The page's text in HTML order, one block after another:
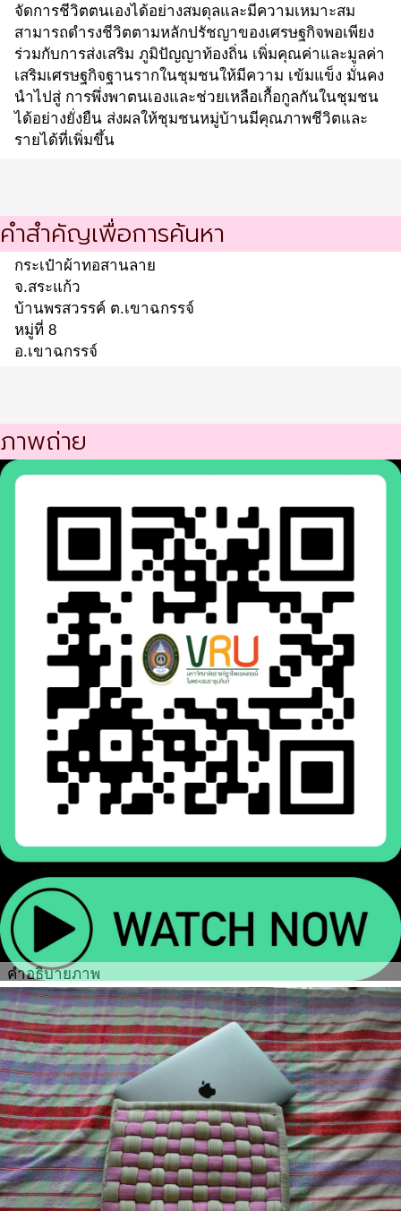
จัดการชีวิตตนเองได้อย่างสมดุลและมีความเหมาะสม
สามารถดำรงชีวิตตามหลักปรัชญาของเศรษฐกิจพอเพียง
ร่วมกับการส่งเสริม ภูมิปัญญาท้องถิ่น เพิ่มคุณค่าและมูลค่า
เสริมเศรษฐกิจฐานรากในชุมชนให้มีความ เข้มแข็ง มั่นคง
นำไปสู่ การพึ่งพาตนเองและช่วยเหลือเกื้อกูลกันในชุมชน
ได้อย่างยั่งยืน ส่งผลให้ชุมชนหมู่บ้านมีคุณภาพชีวิตและ
รายได้ที่เพิ่มขึ้น
คำสำคัญเพื่อการค้นหา
กระเป๋าผ้าทอสานลาย
จ.สระแก้ว
บ้านพรสวรรค์ ต.เขาฉกรรจ์
หมู่ที่ 8
อ.เขาฉกรรจ์
ภาพถ่าย
คำอธิบายภาพ